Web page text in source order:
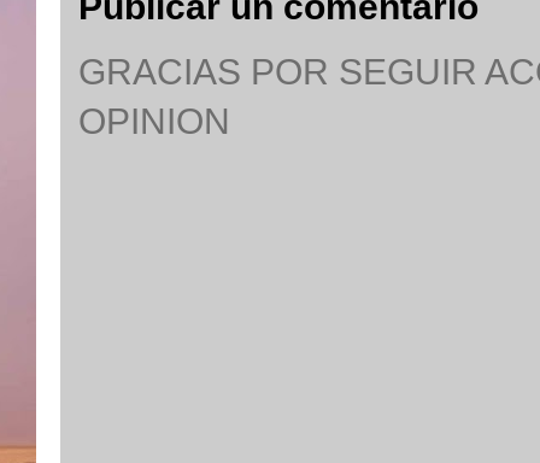
GRACIAS POR SEGUIR
OPINION